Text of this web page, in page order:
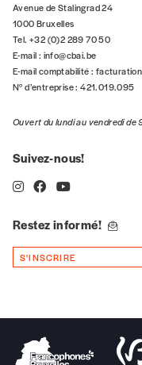
*champs
NOS
20€*
*Prix indicatif,
5€*
Avenue de Stalingrad 24
1000 Bruxelles
Tel. +32 (0)2 289 70 50
E-mail : info@cbai.be
E-mail comptabilité :
N° d’entreprise : 421.019.095
Ouvert du lundi au vendredi de
Suivez-nous!
Restez informé!
S'INSCRIRE